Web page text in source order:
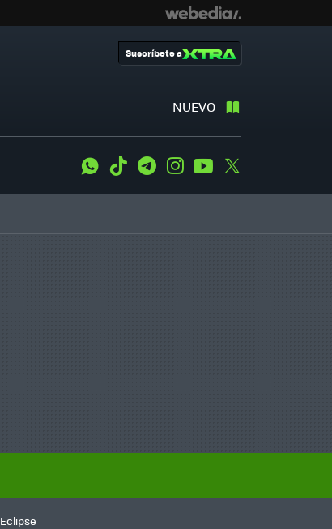
NUEVO
Suscríbete a
WhatsApp
Tiktok TelegramInstagramYoutube
Eclipse